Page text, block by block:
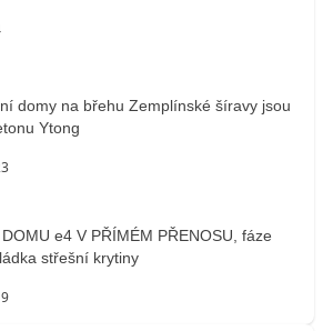
domy na břehu Zemplínské šíravy jsou
Ytong
DOMU e4 V PŘÍMÉM PŘENOSU, fáze
střešní krytiny